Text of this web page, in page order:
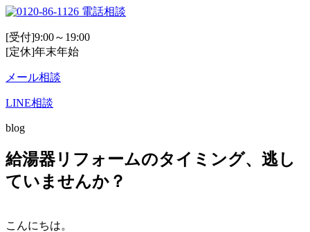
電話相談
[受付]9:00～19:00
[定休]年末年始
メール相談
LINE相談
blog
給湯器リフォームのタイミング、逃し
ていませんか？
こんにちは。